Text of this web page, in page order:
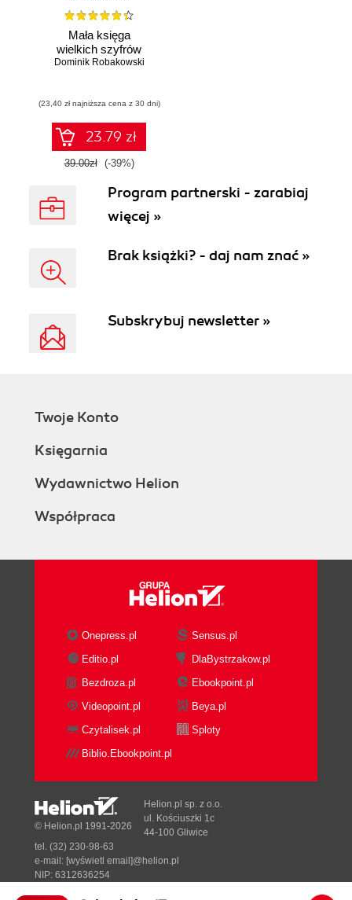
Mała księga
wielkich szyfrów
Dominik Robakowski
(23,40 zł najniższa cena z 30 dni)
23.79 zł
39.00zł (-39%)
Program partnerski - zarabiaj
więcej »
Brak książki? - daj nam znać »
Subskrybuj newsletter »
Twoje Konto
Księgarnia
Wydawnictwo Helion
Współpraca
Onepress.pl
Sensus.pl
Editio.pl
DlaBystrzakow.pl
Bezdroza.pl
Ebookpoint.pl
Videopoint.pl
Beya.pl
Czytalisek.pl
Sploty
Biblio.Ebookpoint.pl
© Helion.pl 1991-2026
Helion.pl sp. z o.o.
ul. Kościuszki 1c
44-100 Gliwice
tel. (32) 230-98-63
e-mail: [wyświetl email]@helion.pl
NIP: 6312636254